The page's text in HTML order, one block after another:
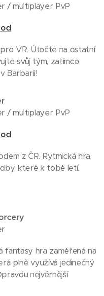
/ multiplayer PvP
VR. Útočte na ostatní
svůj tým, zatímco
Barbarii!
/ multiplayer PvP
z ČR. Rytmická hra,
které k tobě letí.
fantasy hra zaměřená na
plně využívá jedinečný
nejvěrnější